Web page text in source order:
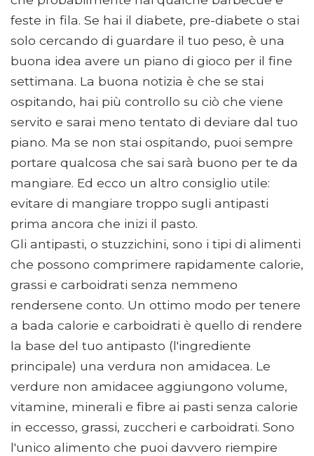
feste in fila. Se hai il diabete, pre-diabete o stai
solo cercando di guardare il tuo peso, è una
buona idea avere un piano di gioco per il fine
settimana. La buona notizia è che se stai
ospitando, hai più controllo su ciò che viene
servito e sarai meno tentato di deviare dal tuo
piano. Ma se non stai ospitando, puoi sempre
portare qualcosa che sai sarà buono per te da
mangiare. Ed ecco un altro consiglio utile:
evitare di mangiare troppo sugli antipasti
prima ancora che inizi il pasto.
Gli antipasti, o stuzzichini, sono i tipi di alimenti
che possono comprimere rapidamente calorie,
grassi e carboidrati senza nemmeno
rendersene conto. Un ottimo modo per tenere
a bada calorie e carboidrati è quello di rendere
la base del tuo antipasto (l'ingrediente
principale) una verdura non amidacea. Le
verdure non amidacee aggiungono volume,
vitamine, minerali e fibre ai pasti senza calorie
in eccesso, grassi, zuccheri e carboidrati. Sono
l'unico alimento che puoi davvero riempire